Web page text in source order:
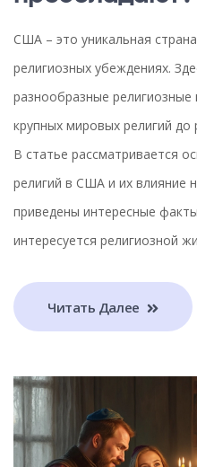
США – это уникальная
религиозных убеждениях.
разнообразные религиозные
крупных мировых религий до
В статье рассматривается
религий в США и их влияние
приведены интересные
интересуется религиозной
Читать Далее